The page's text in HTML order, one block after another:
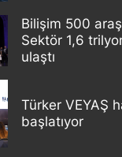
Bilişim 500
Sektör 1,6
ulaştı
Türker VEYAŞ
başlatıyor